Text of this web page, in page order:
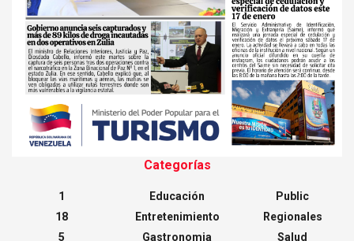
Categorías
1
18
5
Educación
Entretenimiento
Gastronomia
Public
Regionales
Salud